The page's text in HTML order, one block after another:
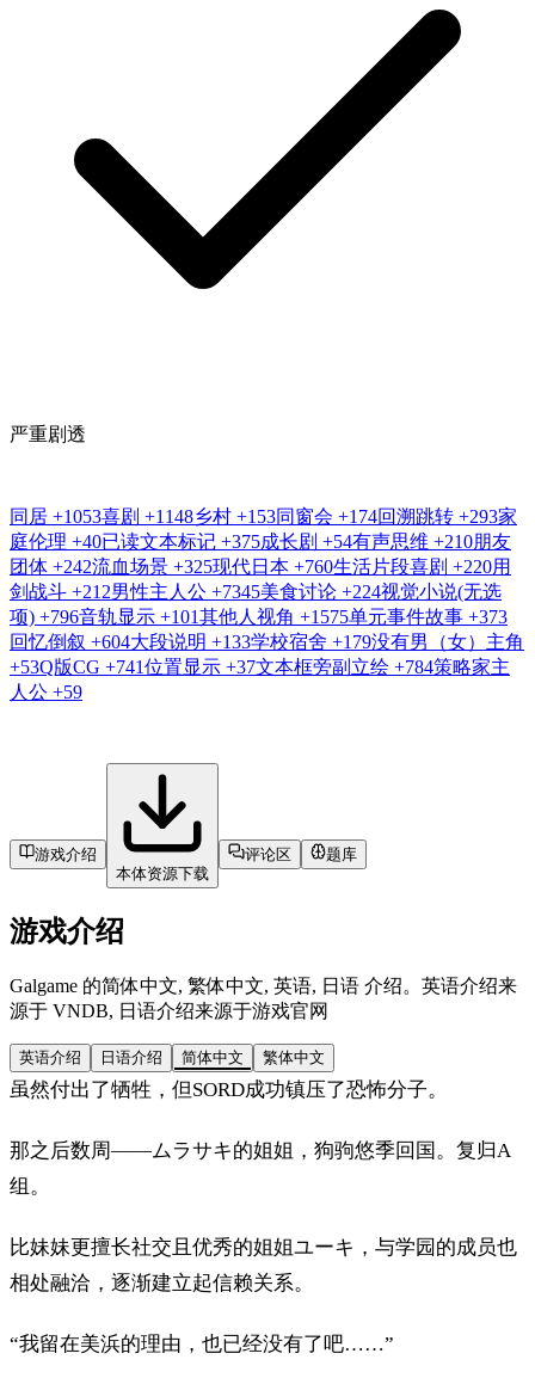
严重剧透
同居 +1053喜剧 +1148乡村 +153同窗会 +174回溯跳转 +293家
庭伦理 +40已读文本标记 +375成长剧 +54有声思维 +210朋友
团体 +242流血场景 +325现代日本 +760生活片段喜剧 +220用
剑战斗 +212男性主人公 +7345美食讨论 +224视觉小说(无选
项) +796音轨显示 +101其他人视角 +1575单元事件故事 +373
回忆倒叙 +604大段说明 +133学校宿舍 +179没有男（女）主角
+53Q版CG +741位置显示 +37文本框旁副立绘 +784策略家主
人公 +59
游戏介绍
本体资源下载
评论区 题库
游戏介绍
Galgame 的简体中文, 繁体中文, 英语, 日语 介绍。英语介绍来
源于 VNDB, 日语介绍来源于游戏官网
英语介绍 日语介绍 简体中文 繁体中文
虽然付出了牺牲，但SORD成功镇压了恐怖分子。
那之后数周——ムラサキ的姐姐，狗驹悠季回国。复归A
组。
比妹妹更擅长社交且优秀的姐姐ユーキ，与学园的成员也
相处融洽，逐渐建立起信赖关系。
“我留在美浜的理由，也已经没有了吧……”